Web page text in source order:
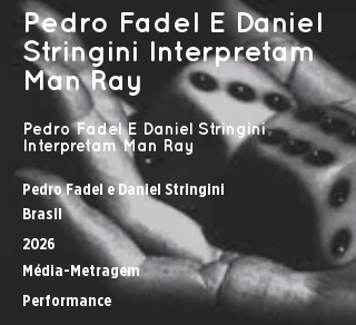
Pedro Fadel E Daniel
Stringini Interpretam
Man Ray
Média-Metragem
Pedro Fadel E Daniel Stringini
Interpretam Man Ray
Pedro Fadel e Daniel Stringini
Brasil
2026
Performance